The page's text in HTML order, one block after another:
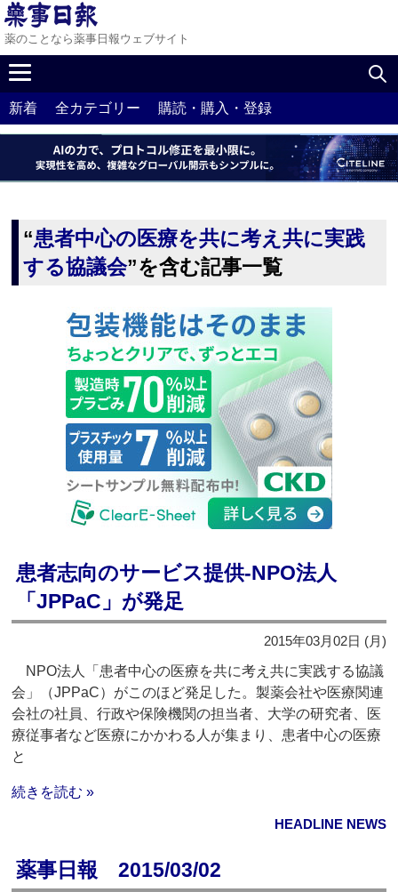
薬のことなら薬事日報ウェブサイト
新着 全カテゴリー 購読・購入・登録
“患者中心の医療を共に考え共に実践
する協議会”を含む記事一覧
患者志向のサービス提供‐NPO法人
「JPPaC」が発足
2015年03月02日 (月)
NPO法人「患者中心の医療を共に考え共に実践する協議
会」（JPPaC）がこのほど発足した。製薬会社や医療関連
会社の社員、行政や保険機関の担当者、大学の研究者、医
療従事者など医療にかかわる人が集まり、患者中心の医療
と
続きを読む »
HEADLINE NEWS
薬事日報 2015/03/02